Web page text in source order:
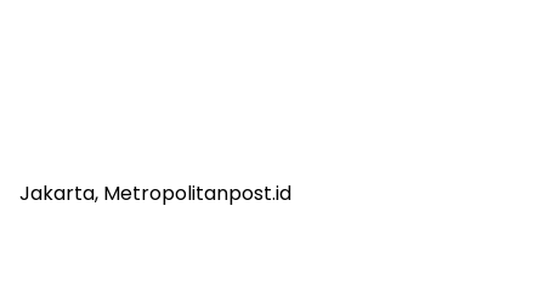
Jakarta, Metropolitanpost.id